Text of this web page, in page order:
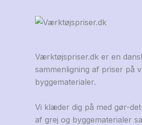
Værktøjspriser.dk er en
sammenligning af priser på
byggematerialer.
Vi klæder dig på med gør-
af grej og byggematerialer